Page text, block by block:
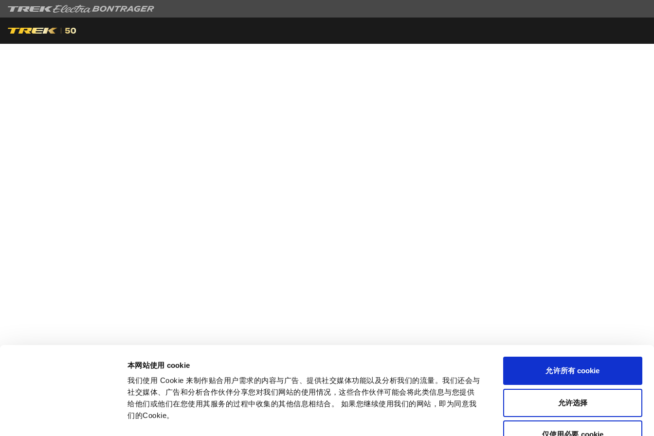
本网站使用 cookie
我们使用 Cookie 来制作贴合用户需求的内容与广告、提供社交媒体功能以及分析我们的流量。我们还会与
社交媒体、广告和分析合作伙伴分享您对我们网站的使用情况，这些合作伙伴可能会将此类信息与您提供
给他们或他们在您使用其服务的过程中收集的其他信息相结合。 如果您继续使用我们的网站，即为同意我
们的Cookie。
允许所有 cookie
允许选择
仅使用必要 cookie